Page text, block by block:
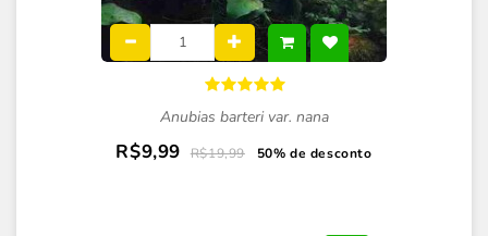
Anubias barteri var. nana
R$9,99 R$19,99 50% de desconto